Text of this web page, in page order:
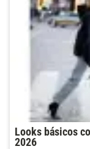
Looks básicos
2026